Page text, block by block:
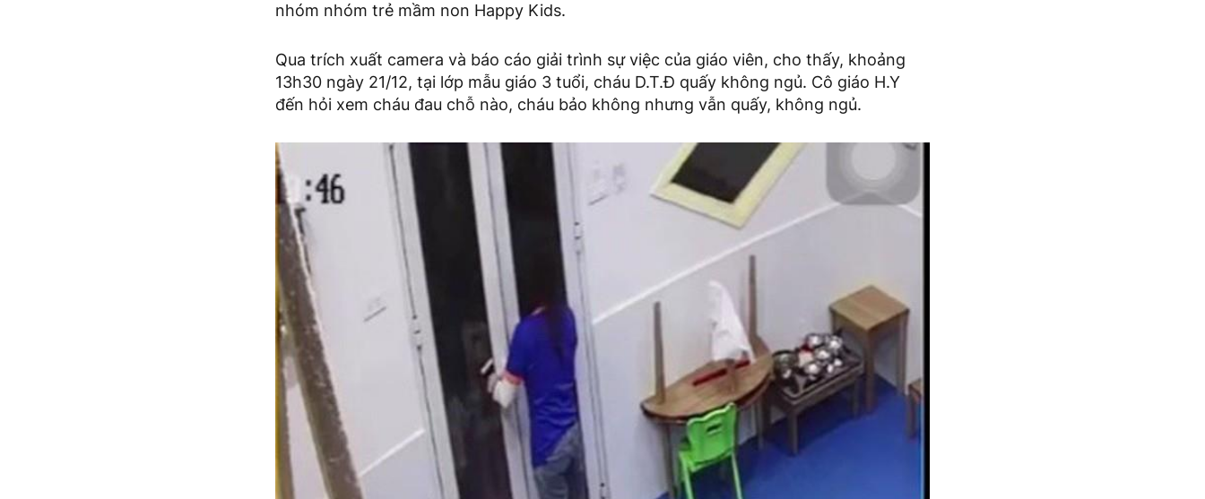
nhóm nhóm trẻ mầm non Happy Kids.
Qua trích xuất camera và báo cáo giải trình sự việc của giáo viên, cho thấy, khoảng
13h30 ngày 21/12, tại lớp mẫu giáo 3 tuổi, cháu D.T.Đ quấy không ngủ. Cô giáo H.Y
đến hỏi xem cháu đau chỗ nào, cháu bảo không nhưng vẫn quấy, không ngủ.